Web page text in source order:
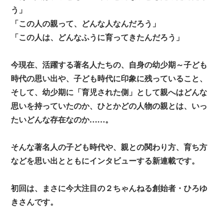
う」
「この人の親って、どんな人なんだろう」
「この人は、どんなふうに育ってきたんだろう」
今現在、活躍する著名人たちの、自身の幼少期～子ども
時代の思い出や、子ども時代に印象に残っていること、
そして、幼少期に「育児された側」として親へはどんな
思いを持っていたのか、ひとかどの人物の親とは、いっ
たいどんな存在なのか……。
そんな著名人の子ども時代や、親との関わり方、育ち方
などを思い出とともにインタビューする新連載です。
初回は、まさに今大注目の２ちゃんねる創始者・ひろゆ
きさんです。